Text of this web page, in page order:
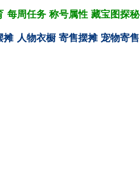
每周任务 称号属性 藏宝图探秘
摊 人物衣橱 寄售摆摊 宠物寄售